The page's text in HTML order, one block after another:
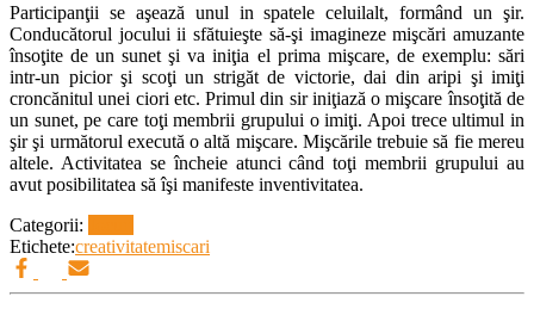
Participanţii se aşează unul in spatele celuilalt, formând un şir.
Conducătorul jocului ii sfătuieşte să-şi imagineze mişcări amuzante
însoţite de un sunet şi va iniţia el prima mişcare, de exemplu: sări
intr-un picior şi scoţi un strigăt de victorie, dai din aripi şi imiţi
croncănitul unei ciori etc. Primul din sir iniţiază o mişcare însoţită de
un sunet, pe care toţi membrii grupului o imiţi. Apoi trece ultimul in
şir şi următorul execută o altă mişcare. Mişcările trebuie să fie mereu
altele. Activitatea se încheie atunci când toţi membrii grupului au
avut posibilitatea să îşi manifeste inventivitatea.
Categorii:
Etichete:creativitatemiscari